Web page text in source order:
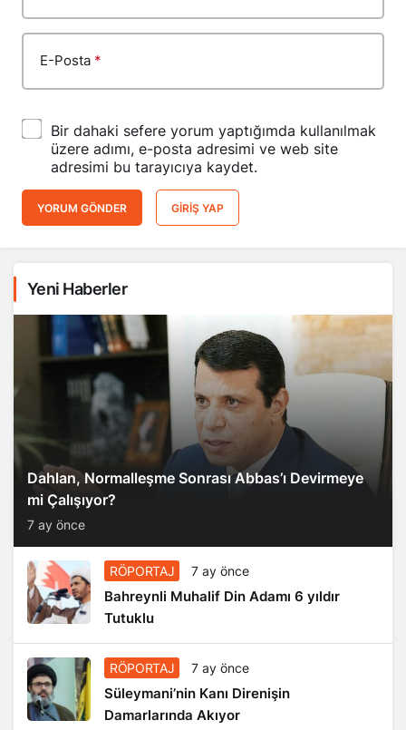
E-Posta *
Bir dahaki sefere yorum yaptığımda kullanılmak
üzere adımı, e-posta adresimi ve web site
adresimi bu tarayıcıya kaydet.
YORUM GÖNDER GIRIŞ YAP
Yeni Haberler
Dahlan, Normalleşme Sonrası Abbas’ı Devirmeye
mi Çalışıyor?
7 ay önce
RÖPORTAJ 7 ay önce
Bahreynli Muhalif Din Adamı 6 yıldır
Tutuklu
RÖPORTAJ 7 ay önce
Süleymani’nin Kanı Direnişin
Damarlarında Akıyor